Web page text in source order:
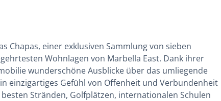
Chapas, einer exklusiven Sammlung von sieben
Wohnlagen von Marbella East. Dank ihrer
wunderschöne Ausblicke über das umliegende
einzigartiges Gefühl von Offenheit und Verbundenheit
Stränden, Golfplätzen, internationalen Schulen